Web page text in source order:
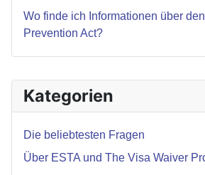
Kategorien
Die beliebtesten Fragen
Über ESTA und The Visa Waiver
Wo finde ich Informationen über
Prevention Act?